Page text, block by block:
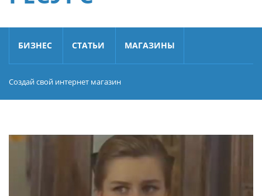
БИЗНЕС СТАТЬИ МАГАЗИНЫ
Создай свой интернет магазин